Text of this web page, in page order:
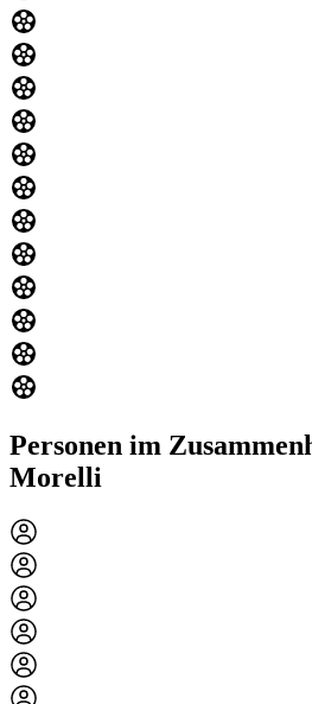
Personen im
Morelli